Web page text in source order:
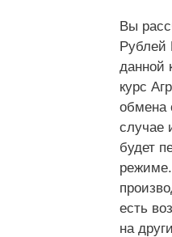
Вы
Рублей
данной
курс
обмена
случае
будет
есть
на